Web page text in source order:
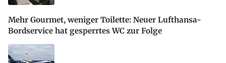
Mehr Gourmet, weniger Toilette: Neuer Lufthansa-
Bordservice hat gesperrtes WC zur Folge